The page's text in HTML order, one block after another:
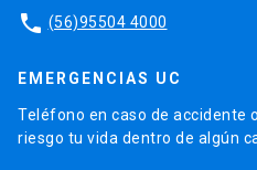
phone (56)95504 4000
EMERGENCIAS UC
Teléfono en caso de accidente
riesgo tu vida dentro de algún